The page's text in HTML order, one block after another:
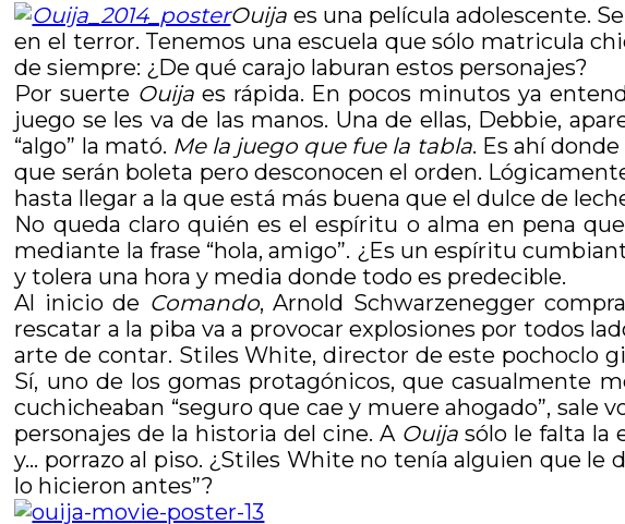
Ouija es una película adolescente.
en el terror. Tenemos una escuela que sólo matricula
de siempre: ¿De qué carajo laburan estos personajes?
Por suerte Ouija es rápida. En pocos minutos ya
juego se les va de las manos. Una de ellas, Debbie,
“algo” la mató. Me la juego que fue la tabla. Es ahí donde
que serán boleta pero desconocen el orden.
hasta llegar a la que está más buena que el dulce de
No queda claro quién es el espíritu o alma en pena
mediante la frase “hola, amigo”. ¿Es un espíritu
y tolera una hora y media donde todo es predecible.
Al inicio de Comando, Arnold Schwarzenegger
rescatar a la piba va a provocar explosiones por todos
arte de contar. Stiles White, director de este pochoclo
Sí, uno de los gomas protagónicos, que casualmente
cuchicheaban “seguro que cae y muere ahogado”,
personajes de la historia del cine. A Ouijasólo le falta la
y… porrazo al piso. ¿Stiles White no tenía alguien que le
lo hicieron antes”?